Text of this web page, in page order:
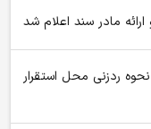
ردزنی محل استقرار